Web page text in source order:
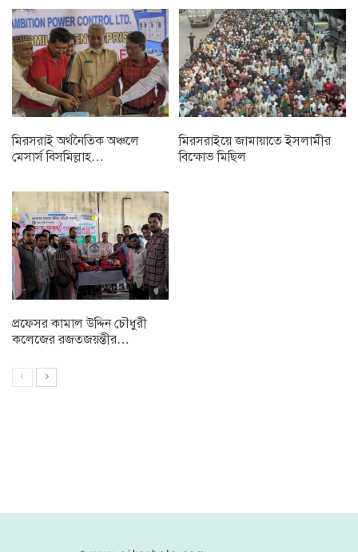
মিরসরাই অর্থনৈতিক অঞ্চলে
মেসার্স বিসমিল্লাহ…
মিরসরাইয়ে জামায়াতে ইসলামীর
বিক্ষোভ মিছিল
প্রফেসর কামাল উদ্দিন চৌধুরী
কলেজের রজতজয়ন্তীর…